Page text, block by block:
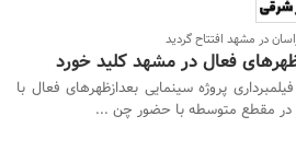
در مشهد افتتاح گردید
فعال در مشهد کلید خورد
فیلمبرداری پروژه سینمایی بعدازظهرهای فعال با
در مقطع متوسطه با حضور چن ...